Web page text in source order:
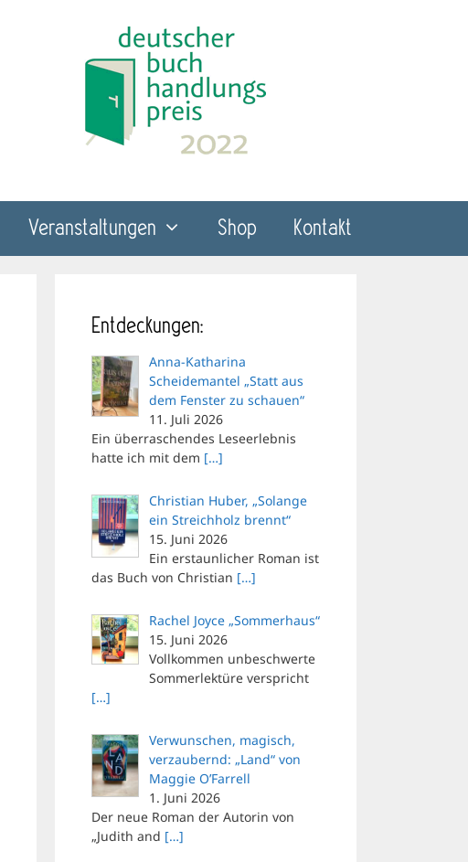
Veranstaltungen Shop Kontakt
Entdeckungen:
Anna-Katharina
Scheidemantel „Statt aus
dem Fenster zu schauen“
11. Juli 2026
Ein überraschendes Leseerlebnis
hatte ich mit dem […]
Christian Huber, „Solange
ein Streichholz brennt“
15. Juni 2026
Ein erstaunlicher Roman ist
das Buch von Christian […]
Rachel Joyce „Sommerhaus“
15. Juni 2026
Vollkommen unbeschwerte
Sommerlektüre verspricht
[…]
Verwunschen, magisch,
verzaubernd: „Land“ von
Maggie O’Farrell
1. Juni 2026
Der neue Roman der Autorin von
„Judith and […]